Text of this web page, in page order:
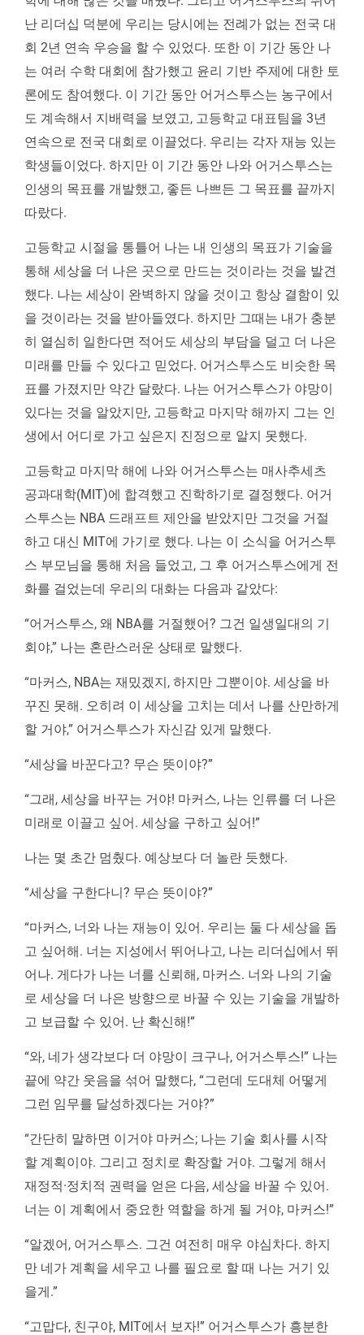
난 리더십 덕분에 우리는 당시에는 전례가 없는 전국 대
회 2년 연속 우승을 할 수 있었다. 또한 이 기간 동안 나
는 여러 수학 대회에 참가했고 윤리 기반 주제에 대한 토
론에도 참여했다. 이 기간 동안 어거스투스는 농구에서
도 계속해서 지배력을 보였고, 고등학교 대표팀을 3년
연속으로 전국 대회로 이끌었다. 우리는 각자 재능 있는
학생들이었다. 하지만 이 기간 동안 나와 어거스투스는
인생의 목표를 개발했고, 좋든 나쁘든 그 목표를 끝까지
따랐다.
고등학교 시절을 통틀어 나는 내 인생의 목표가 기술을
통해 세상을 더 나은 곳으로 만드는 것이라는 것을 발견
했다. 나는 세상이 완벽하지 않을 것이고 항상 결함이 있
을 것이라는 것을 받아들였다. 하지만 그때는 내가 충분
히 열심히 일한다면 적어도 세상의 부담을 덜고 더 나은
미래를 만들 수 있다고 믿었다. 어거스투스도 비슷한 목
표를 가졌지만 약간 달랐다. 나는 어거스투스가 야망이
있다는 것을 알았지만, 고등학교 마지막 해까지 그는 인
생에서 어디로 가고 싶은지 진정으로 알지 못했다.
고등학교 마지막 해에 나와 어거스투스는 매사추세츠
공과대학(MIT)에 합격했고 진학하기로 결정했다. 어거
스투스는 NBA 드래프트 제안을 받았지만 그것을 거절
하고 대신 MIT에 가기로 했다. 나는 이 소식을 어거스투
스 부모님을 통해 처음 들었고, 그 후 어거스투스에게 전
화를 걸었는데 우리의 대화는 다음과 같았다:
“어거스투스, 왜 NBA를 거절했어? 그건 일생일대의 기
회야,” 나는 혼란스러운 상태로 말했다.
“마커스, NBA는 재밌겠지, 하지만 그뿐이야. 세상을 바
꾸진 못해. 오히려 이 세상을 고치는 데서 나를 산만하게
할 거야,” 어거스투스가 자신감 있게 말했다.
“세상을 바꾼다고? 무슨 뜻이야?”
“그래, 세상을 바꾸는 거야! 마커스, 나는 인류를 더 나은
미래로 이끌고 싶어. 세상을 구하고 싶어!”
나는 몇 초간 멈췄다. 예상보다 더 놀란 듯했다.
“세상을 구한다니? 무슨 뜻이야?”
“마커스, 너와 나는 재능이 있어. 우리는 둘 다 세상을 돕
고 싶어해. 너는 지성에서 뛰어나고, 나는 리더십에서 뛰
어나. 게다가 나는 너를 신뢰해, 마커스. 너와 나의 기술
로 세상을 더 나은 방향으로 바꿀 수 있는 기술을 개발하
고 보급할 수 있어. 난 확신해!”
“와, 네가 생각보다 더 야망이 크구나, 어거스투스!” 나는
끝에 약간 웃음을 섞어 말했다, “그런데 도대체 어떻게
그런 임무를 달성하겠다는 거야?”
“간단히 말하면 이거야 마커스; 나는 기술 회사를 시작
할 계획이야. 그리고 정치로 확장할 거야. 그렇게 해서
재정적·정치적 권력을 얻은 다음, 세상을 바꿀 수 있어.
너는 이 계획에서 중요한 역할을 하게 될 거야, 마커스!”
“알겠어, 어거스투스. 그건 여전히 매우 야심차다. 하지
만 네가 계획을 세우고 나를 필요로 할 때 나는 거기 있
을게.”
“고맙다, 친구야, MIT에서 보자!” 어거스투스가 흥분한